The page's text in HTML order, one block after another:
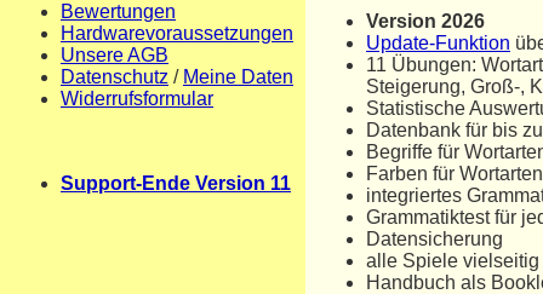
Bewertungen
Hardwarevoraussetzungen
Unsere AGB
Datenschutz / Meine Daten
Widerrufsformular
Support-Ende Version 11
Version 2026
Update-Funktion
11 Übungen:
Steigerung, Groß-,
Statistische
Datenbank für bis
Begriffe für
Farben für
integriertes
Grammatiktest für
Datensicherung
alle Spiele
Handbuch als